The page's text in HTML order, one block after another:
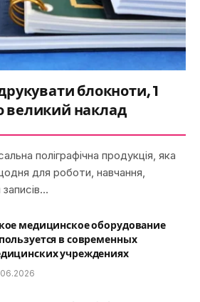
блокноти, 1
великий наклад
поліграфічна продукція, яка
для роботи, навчання,
медицинское оборудование
в современных
учреждениях